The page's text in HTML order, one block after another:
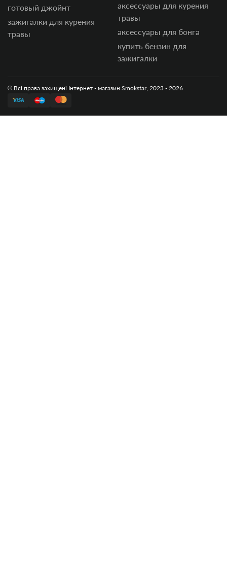
готовый джойнт
зажигалки для курения
травы
аксессуары для курения
травы
аксессуары для бонга
купить бензин для
зажигалки
© Всі права захищені Інтернет - магазин Smokstar, 2023 - 2026